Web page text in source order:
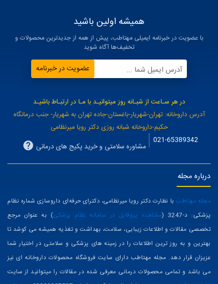
همیشه اولین باشید
با عضویت در خبرنامه ایمیلی مهتاطب، پیش از همه از جدیدترین محصولات و
تخفیف‌ها آگاه شوید
آدرس ایمیل شما ... عضویت در خبرنامه
در هر سـاعت از شبـانه روز میتوانیـد با مـا در ارتبـاط باشیـد
آدرس داروخانه: تهران-شهریار-باغستان-جاده تهران به شهریار- جنب درمانگاه
حکیم-داروخانه شبانه روزی دکتر رویا میرنظامی
021-65389342
مشاوره سلامتی و خرید پکیج های درمانی
درباره مجله
مجله مهتاطببا نظارت دکتر رویا میرنظامی، دکترای حرفه‌ای داروسازی شماره نظام
پزشکی: د-3247 (
مشاهده پروفایل در سامانه نظام پزشکی) به عنوان مرجع
تخصصی مقالات و اطلاعات زیبایی، سلامت، بهداشت و تغذیه همیشه می کوشد تا
بهترین و به روز ترین اطلاعات را در زمینه های پزشکی و سلامتی در اختیار شما
عزیزان قرار دهد. مجله مهتاطب دارای سایت فروشگاه محصولات داروخانه ای نیز
می باشد و تمامی محصولات درمانی معرفی شده در مقالات را میتوانید از سایت